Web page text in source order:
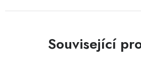
Související